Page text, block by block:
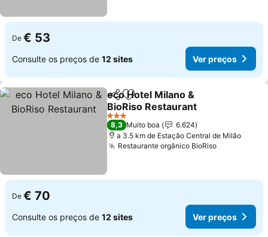
De € 53
Consulte os preços de 12 sites Ver preços
PartilharAdicionar aos favoritos
eco Hotel Milano &
BioRiso Restaurant
Ver preços
3 Estrelas
8,3 Muito boa
6.624
a 3.5 km de Estação Central de Milão
Restaurante orgânico BioRisoVer preços
De € 70
Consulte os preços de 12 sites Ver preços